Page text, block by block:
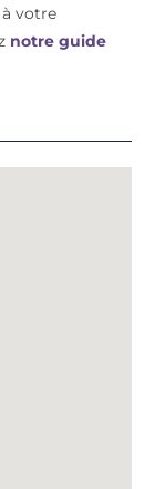
votre
notre guide